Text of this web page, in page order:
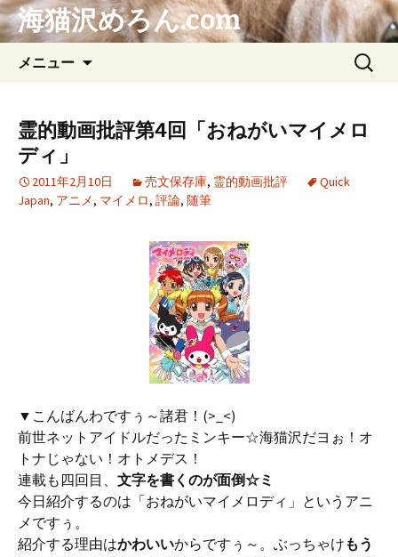
海猫沢めろん.com
メニュー
ン
ツ
ス
キ
検
霊的動画批評第4回「おねがいマイメロ
ディ」
2011年2月10日 売文保存庫, 霊的動画批評
Quick
Japan, アニメ, マイメロ, 評論, 随筆
▼こんばんわですぅ～諸君！(>_<)
前世ネットアイドルだったミンキー☆海猫沢だヨぉ！オ
トナじゃない！オトメデス！
連載も四回目、 文字を書くのが面倒☆ミ
今日紹介するのは「おねがいマイメロディ」というアニ
メですぅ。
紹介する理由はかわいいからですぅ～。ぶっちゃけ もう